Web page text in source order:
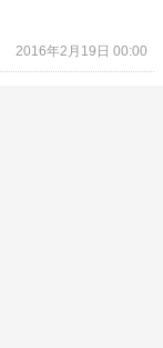
2016年2月19日 00:00